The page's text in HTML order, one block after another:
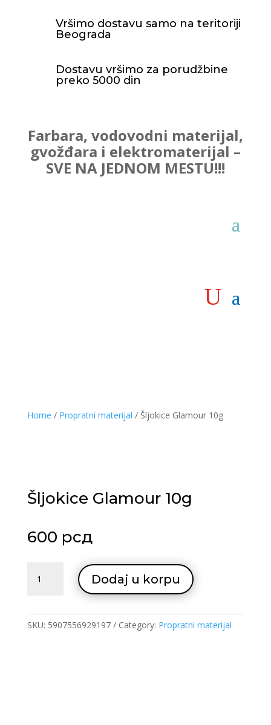
Vršimo dostavu samo na teritoriji
Beograda
Dostavu vršimo za porudžbine
preko 5000 din
Farbara, vodovodni materijal,
gvožđara i elektromaterijal –
SVE NA JEDNOM MESTU!!!
Home / Propratni materijal / Šljokice Glamour 10g
Šljokice Glamour 10g
600 рсд
Glamour
Dodaj u korpu
SKU: 5907556929197 Category: Propratni materijal